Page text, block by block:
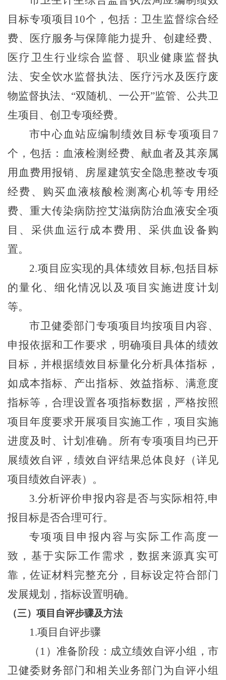
目标专项项目 10个，包括：卫生监督综合经
费、医疗服务与保障能力提升、创建经费、
医疗卫生行业综合监督、职业健康监督执
法、安全饮水监督执法、医疗污水及医疗废
物监督执法、“双随机、一公开”监管、公共卫
生项目、创卫专项经费。
市中心血站应编制绩效目标专项项目 7
个，包括：血液检测经费、献血者及其亲属
用血费用报销、房屋建筑安全隐患整改专项
经费、购买血液核酸检测离心机等专用经
费、重大传染病防控艾滋病防治血液安全项
目、采供血运行成本费用、采供血设备购
置。
2.项目应实现的具体绩效目标,包括目标
的量化、细化情况以及项目实施进度计划
等。
市卫健委部门专项项目均按项目内容、
申报依据和工作要求，明确项目具体的绩效
目标，并根据绩效目标量化分析具体指标，
如成本指标、产出指标、效益指标、满意度
指标等，合理设置各项指标数据，严格按照
项目年度要求开展项目实施工作，项目实施
进度及时、计划准确。所有专项项目均已开
展绩效自评，绩效自评结果总体良好（详见
项目绩效自评表）。
3.分析评价申报内容是否与实际相符,申
报目标是否合理可行。
专项项目申报内容与实际工作高度一
致，基于实际工作需求，数据来源真实可
靠，佐证材料完整充分，目标设定符合部门
发展规划，指标设置明确。
（三） 项目自评步骤及方法
1.项目自评步骤
（ 1 ）准备阶段：成立绩效自评小组，市
卫健委财务部门和相关业务部门为自评小组